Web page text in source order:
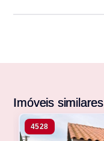
Imóveis similares
4528